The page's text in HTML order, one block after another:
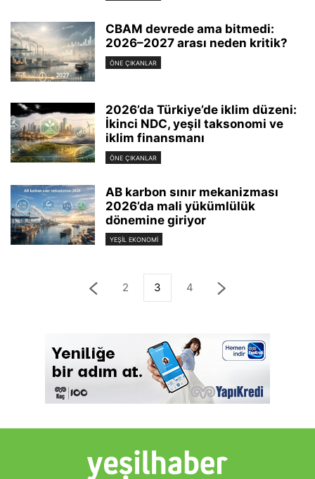
CBAM devrede ama bitmedi:
2026–2027 arası neden kritik?
ÖNE ÇIKANLAR
2026’da Türkiye’de iklim düzeni:
İkinci NDC, yeşil taksonomi ve
iklim finansmanı
ÖNE ÇIKANLAR
AB karbon sınır mekanizması
2026’da mali yükümlülük
dönemine giriyor
YEŞIL EKONOMI
2 3 4